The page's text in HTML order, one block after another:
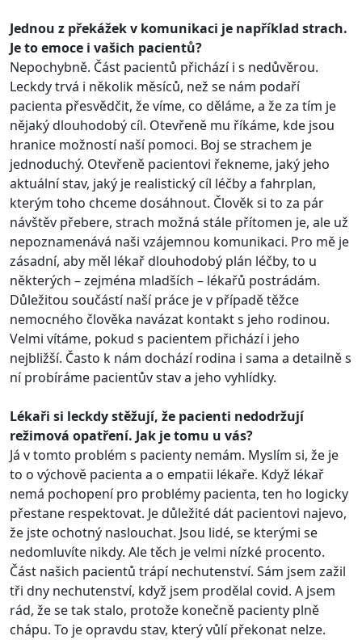
Jednou z překážek v komunikaci je například strach.
Je to emoce i vašich pacientů?
Nepochybně. Část pacientů přichází i s nedůvěrou.
Leckdy trvá i několik měsíců, než se nám podaří
pacienta přesvědčit, že víme, co děláme, a že za tím je
nějaký dlouhodobý cíl. Otevřeně mu říkáme, kde jsou
hranice možností naší pomoci. Boj se strachem je
jednoduchý. Otevřeně pacientovi řekneme, jaký jeho
aktuální stav, jaký je realistický cíl léčby a fahrplan,
kterým toho chceme dosáhnout. Člověk si to za pár
návštěv přebere, strach možná stále přítomen je, ale už
nepoznamenává naši vzájemnou komunikaci. Pro mě je
zásadní, aby měl lékař dlouhodobý plán léčby, to u
některých – zejména mladších – lékařů postrádám.
Důležitou součástí naší práce je v případě těžce
nemocného člověka navázat kontakt s jeho rodinou.
Velmi vítáme, pokud s pacientem přichází i jeho
nejbližší. Často k nám dochází rodina i sama a detailně s
ní probíráme pacientův stav a jeho vyhlídky.
Lékaři si leckdy stěžují, že pacienti nedodržují
režimová opatření. Jak je tomu u vás?
Já v tomto problém s pacienty nemám. Myslím si, že je
to o výchově pacienta a o empatii lékaře. Když lékař
nemá pochopení pro problémy pacienta, ten ho logicky
přestane respektovat. Je důležité dát pacientovi najevo,
že jste ochotný naslouchat. Jsou lidé, se kterými se
nedomluvíte nikdy. Ale těch je velmi nízké procento.
Část našich pacientů trápí nechutenství. Sám jsem zažil
tři dny nechutenství, když jsem prodělal covid. A jsem
rád, že se tak stalo, protože konečně pacienty plně
chápu. To je opravdu stav, který vůlí překonat nelze.